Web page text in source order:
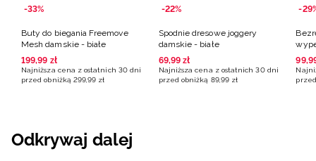
-33%
Buty do biegania Freemove
Mesh damskie - białe
199,99 zł
Najniższa cena z ostatnich 30 dni
przed obniżką 299,99 zł
-22%
Spodnie dresowe joggery
damskie - białe
69,99 zł
Najniższa cena z ostatnich 30 dni
przed obniżką 89,99 zł
-
99,
Odkrywaj dalej